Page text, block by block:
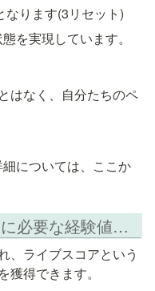
を実現しています。
はなく、自分たちのペ
については、ここか
[FAQ] リーグ昇格戦と昇格に必要な経験値について
、ライブスコアという
得できます。